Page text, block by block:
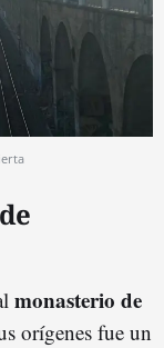
monasterio de
orígenes fue un